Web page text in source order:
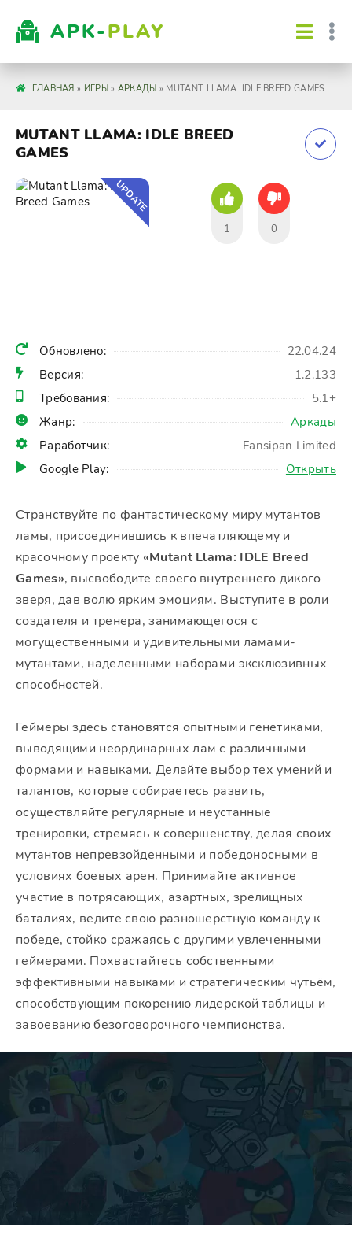
APK-PLAY
ГЛАВНАЯ » ИГРЫ» АРКАДЫ » MUTANT LLAMA: IDLE BREED GAMES
MUTANT LLAMA: IDLE BREED
GAMES
Обновлено:
22.04.24
Версия:
1.2.133
Требования:
5.1+
Жанр:
Аркады
Раработчик:
Fansipan Limited
Google Play:
Открыть
UPDATE
1 0
Странствуйте по фантастическому миру мутантов
ламы, присоединившись к впечатляющему и
красочному проекту «Mutant Llama: IDLE Breed
Games», высвободите своего внутреннего дикого
зверя, дав волю ярким эмоциям. Выступите в роли
создателя и тренера, занимающегося с
могущественными и удивительными ламами-
мутантами, наделенными наборами эксклюзивных
способностей.
Геймеры здесь становятся опытными генетиками,
выводящими неординарных лам с различными
формами и навыками. Делайте выбор тех умений и
талантов, которые собираетесь развить,
осуществляйте регулярные и неустанные
тренировки, стремясь к совершенству, делая своих
мутантов непревзойденными и победоносными в
условиях боевых арен. Принимайте активное
участие в потрясающих, азартных, зрелищных
баталиях, ведите свою разношерстную команду к
победе, стойко сражаясь с другими увлеченными
геймерами. Похвастайтесь собственными
эффективными навыками и стратегическим чутьём,
способствующим покорению лидерской таблицы и
завоеванию безоговорочного чемпионства.